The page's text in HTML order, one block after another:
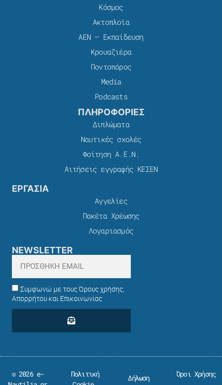
Κόσμος
Ακτοπλοϊα
ΑΕΝ – Εκπαίδευση
Κρουαζιέρα
Ποντοπόρος
Media
Podcasts
ΠΛΗΡΟΦΟΡΙΕΣ
Διπλώματα
Ναυτικές σχολές
Φοίτηση Α.Ε.Ν.
Αιτήσεις εγγραφής ΚΕΣΕΝ
ΕΡΓΑΣΙΑ
Αγγελίες
Πακέτα Χρέωσης​
Λογαριασμός
NEWSLETTER
Συμφωνώ με τους Όρους χρήσης,
Απορρήτου και Επικοινωνίας
© 2026 e-
Πολιτική
Δήλωση
Όροι Χρήσης